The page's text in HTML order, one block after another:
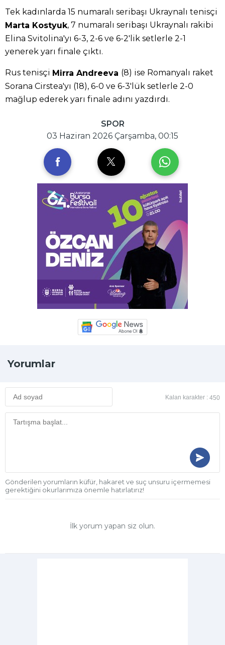
Tek kadınlarda 15 numaralı seribaşı Ukraynalı tenisçi
Marta Kostyuk, 7 numaralı seribaşı Ukraynalı rakibi
Elina Svitolina'yı 6-3, 2-6 ve 6-2'lik setlerle 2-1
yenerek yarı finale çıktı.
Rus tenisçi Mirra Andreeva (8) ise Romanyalı raket
Sorana Cirstea'yı (18), 6-0 ve 6-3'lük setlerle 2-0
mağlup ederek yarı finale adını yazdırdı.
SPOR
03 Haziran 2026 Çarşamba, 00:15
Yorumlar
Kalan karakter : 450
Gönderilen yorumların küfür, hakaret ve suç unsuru içermemesi
gerektiğini okurlarımıza önemle hatırlatırız!
İlk yorum yapan siz olun.